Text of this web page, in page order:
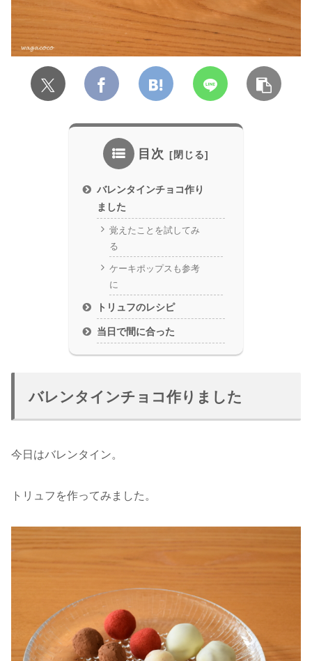
目次
バレンタインチョコ作り
ました
覚えたことを試してみ
る
ケーキポップスも参考
に
トリュフのレシピ
当日で間に合った
バレンタインチョコ作りました
今日はバレンタイン。
トリュフを作ってみました。